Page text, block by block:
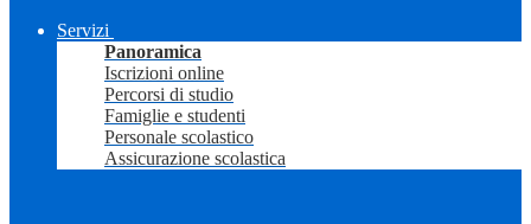
Servizi
Panoramica
Iscrizioni online
Percorsi di studio
Famiglie e studenti
Personale scolastico
Assicurazione scolastica